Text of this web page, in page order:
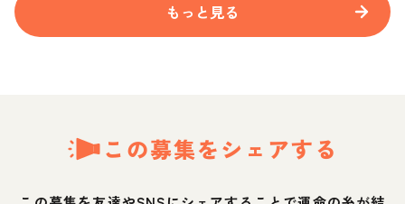
もっと見る
この募集をシェアする